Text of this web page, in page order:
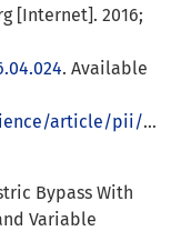
[Internet]. 2016;
. Available
article/pii/
Bypass With
Variable